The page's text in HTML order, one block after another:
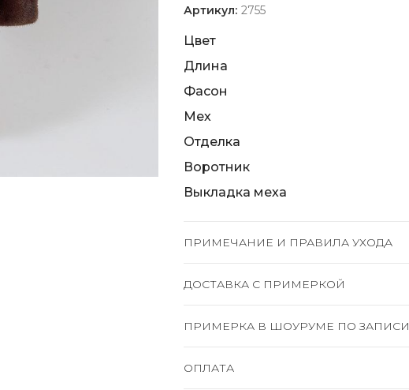
Артикул: 2755
Цвет
Длина
Фасон
Мех
Отделка
Воротник
Выкладка меха
ПРИМЕЧАНИЕ И ПРАВИЛА УХОДА
ДОСТАВКА C ПРИМЕРКОЙ
ПРИМЕРКА В ШОУРУМЕ ПО ЗАПИСИ
ОПЛАТА